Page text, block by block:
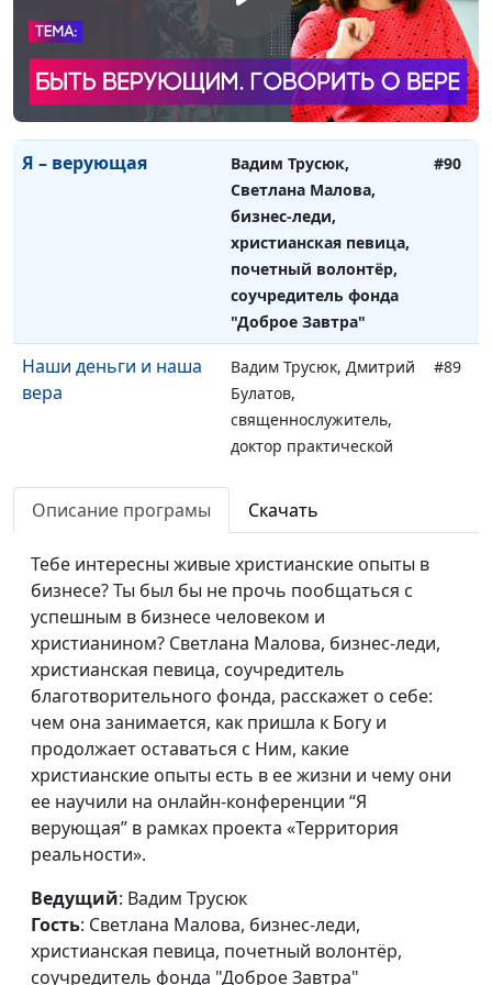
бизнес-леди,
христианская певица,
почетный волонтёр,
соучредитель фонда
"Доброе Завтра"
Я – верующая
Вадим Трусюк,
Светлана Малова,
бизнес-леди,
христианская певица,
почетный волонтёр,
соучредитель фонда
"Доброе Завтра"
#90
Наши деньги и наша
вера
Вадим Трусюк, Дмитрий
Булатов,
священнослужитель,
доктор практической
#89
Библия о деньгах
Вадим Трусюк, Дмитрий
священнослужитель,
доктор практической
теологии
Основные принципы
успеха
Вадим Трусюк,
Вениамин Дашкевич,
священнослужитель,
молодежный лидер
Как достичь успеха в
отношениях
Вадим Трусюк,
Вениамин Дашкевич,
священнослужитель,
Думай позитивно –
будь успешен
Вадим Трусюк,
Вениамин Дашкевич,
священнослужитель,
Описание програмы Скачать
Тебе интересны живые христианские опыты в
бизнесе? Ты был бы не прочь пообщаться с
успешным в бизнесе человеком и
христианином? Светлана Малова, бизнес-леди,
христианская певица, соучредитель
благотворительного фонда, расскажет о себе:
чем она занимается, как пришла к Богу и
продолжает оставаться с Ним, какие
христианские опыты есть в ее жизни и чему они
ее научили на онлайн-конференции “Я
верующая” в рамках проекта «Территория
реальности».
Ведущий: Вадим Трусюк
Гость: Светлана Малова, бизнес-леди,
христианская певица, почетный волонтёр,
соучредитель фонда "Доброе Завтра"